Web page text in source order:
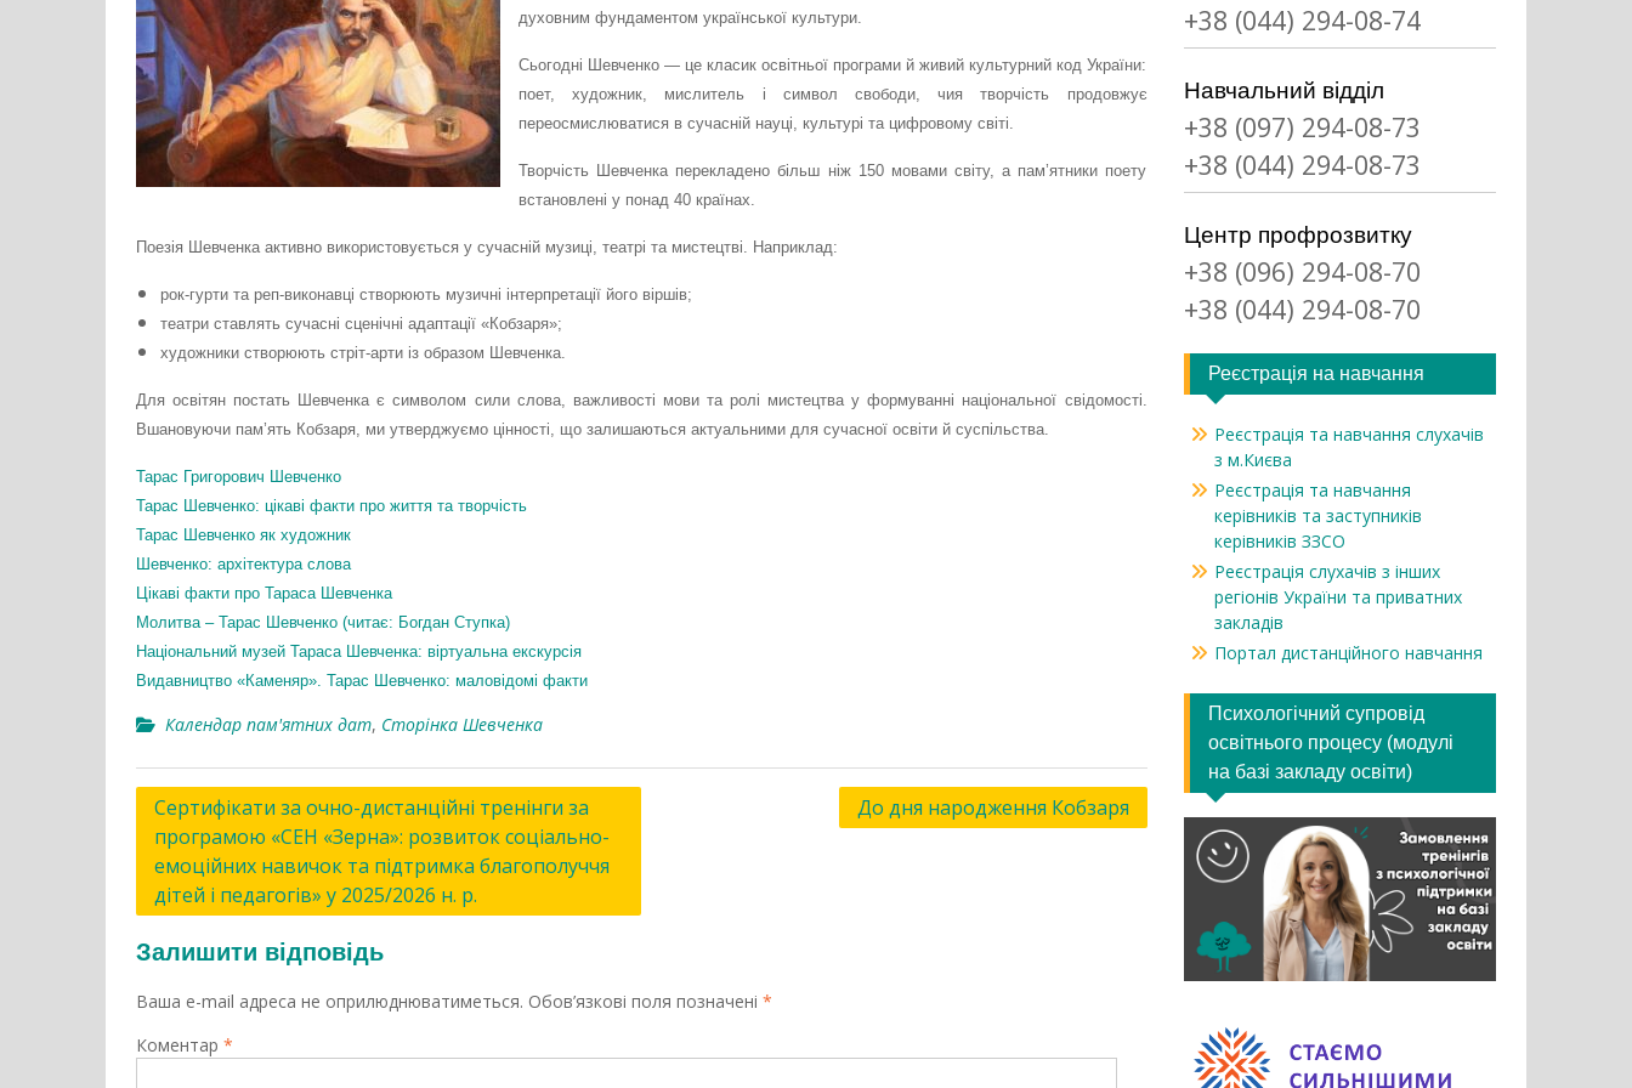
духовним фундаментом української культури.
Сьогодні Шевченко — це класик освітньої програми й живий культурний код України:
поет, художник, мислитель і символ свободи, чия творчість продовжує
переосмислюватися в сучасній науці, культурі та цифровому світі.
Творчість Шевченка перекладено більш ніж 150 мовами світу, а пам’ятники поету
встановлені у понад 40 країнах.
Поезія Шевченка активно використовується у сучасній музиці, театрі та мистецтві. Наприклад:
рок-гурти та реп-виконавці створюють музичні інтерпретації його віршів;
театри ставлять сучасні сценічні адаптації «Кобзаря»;
художники створюють стріт-арти із образом Шевченка.
Для освітян постать Шевченка є символом сили слова, важливості мови та ролі мистецтва у формуванні національної свідомості.
Вшановуючи пам’ять Кобзаря, ми утверджуємо цінності, що залишаються актуальними для сучасної освіти й суспільства.
Тарас Григорович Шевченко
Тарас Шевченко: цікаві факти про життя та творчість
Тарас Шевченко як художник
Шевченко: архітектура слова
Цікаві факти про Тараса Шевченка
Молитва – Тарас Шевченко (читає: Богдан Ступка)
Національний музей Тараса Шевченка: віртуальна екскурсія
Видавництво «Каменяр». Тарас Шевченко: маловідомі факти
Календар пам'ятних дат, Сторінка Шевченка
Навігація
записів
Сертифікати за очно-дистанційні тренінги за
програмою «СЕН «Зерна»: розвиток соціально-
емоційних навичок та підтримка благополуччя
дітей і педагогів» у 2025/2026 н. р.
До дня народження Кобзаря
Залишити відповідь
Ваша e-mail адреса не оприлюднюватиметься. Обов’язкові поля позначені *
Коментар *
+38 (044) 294-08-74
Навчальний відділ
+38 (097) 294-08-73
+38 (044) 294-08-73
Центр профрозвитку
+38 (096) 294-08-70
+38 (044) 294-08-70
Реєстрація на навчання
Реєстрація та навчання слухачів
з м.Києва
Реєстрація та навчання
керівників та заступників
керівників ЗЗСО
Реєстрація слухачів з інших
регіонів України та приватних
закладів
Портал дистанційного навчання
Психологічний супровід
освітнього процесу (модулі
на базі закладу освіти)